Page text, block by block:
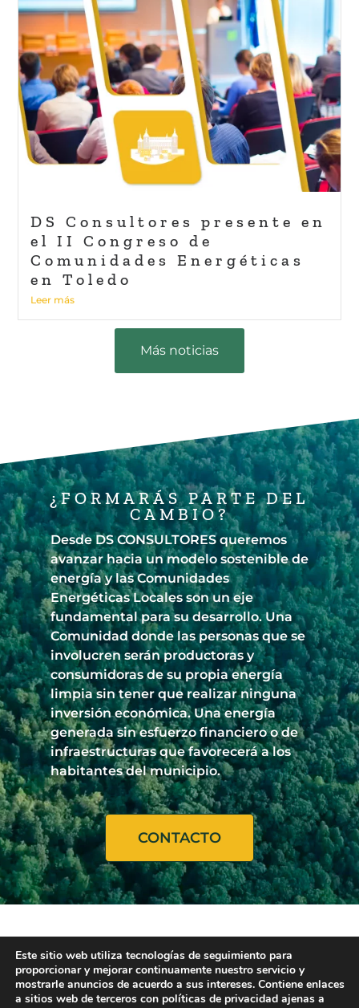
DS Consultores presente en
el II Congreso de
Comunidades Energéticas
en Toledo
Leer más
Más noticias
¿FORMARÁS PARTE DEL
CAMBIO?
Desde DS CONSULTORES queremos
avanzar hacia un modelo sostenible de
energía y las Comunidades
Energéticas Locales son un eje
fundamental para su desarrollo. Una
Comunidad donde las personas que se
involucren serán productoras y
consumidoras de su propia energía
limpia sin tener que realizar ninguna
inversión económica. Una energía
generada sin esfuerzo financiero o de
infraestructuras que favorecerá a los
habitantes del municipio.
CONTACTO
Este sitio web utiliza tecnologías de seguimiento para
proporcionar y mejorar continuamente nuestro servicio y
mostrarle anuncios de acuerdo a sus intereses. Contiene enlaces
a sitios web de terceros con políticas de privacidad ajenas a